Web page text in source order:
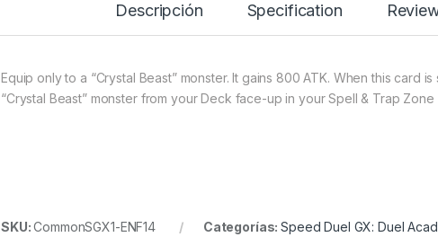
Descripción Specification
Equip only to a “Crystal Beast” monster. It gains 800 ATK. When this card
“Crystal Beast” monster from your Deck face-up in your Spell & Trap Zone
SKU:CommonSGX1-ENF14 Categorías:Speed Duel GX: Duel